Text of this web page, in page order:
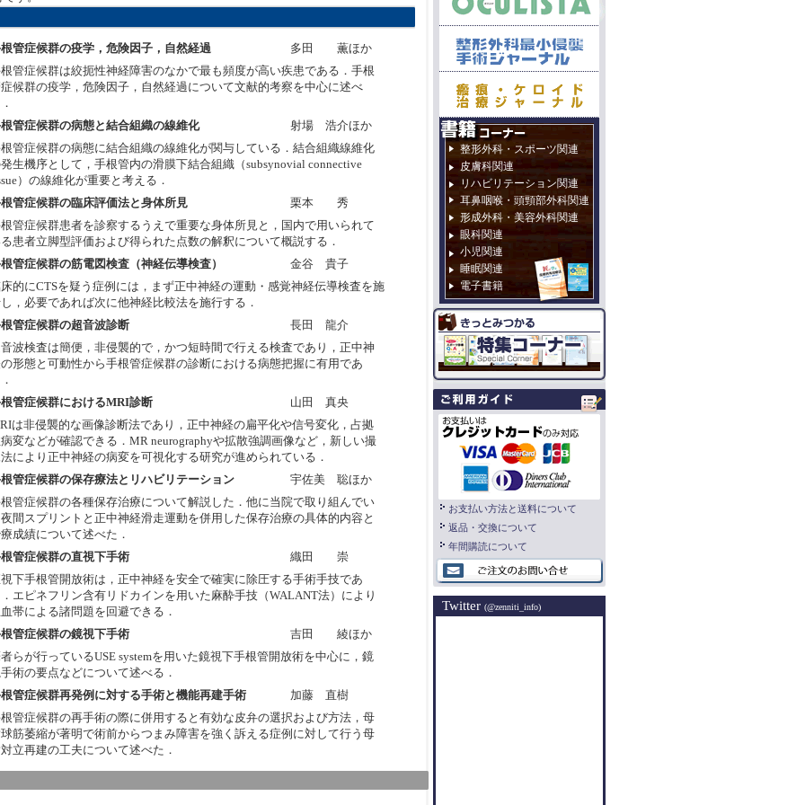
管症候群の疫学，危険因子，自然経過
多田 薫ほか
管症候群は絞扼性神経障害のなかで最も頻度が高い疾患である．手根
候群の疫学，危険因子，自然経過について文献的考察を中心に述べ
管症候群の病態と結合組織の線維化
射場 浩介ほか
管症候群の病態に結合組織の線維化が関与している．結合組織線維化
生機序として，手根管内の滑膜下結合組織（subsynovial connective
）の線維化が重要と考える．
管症候群の臨床評価法と身体所見
栗本 秀
管症候群患者を診察するうえで重要な身体所見と，国内で用いられて
患者立脚型評価および得られた点数の解釈について概説する．
管症候群の筋電図検査（神経伝導検査）
金谷 貴子
的にCTSを疑う症例には，まず正中神経の運動・感覚神経伝導検査を施
，必要であれば次に他神経比較法を施行する．
管症候群の超音波診断
長田 龍介
波検査は簡便，非侵襲的で，かつ短時間で行える検査であり，正中神
形態と可動性から手根管症候群の診断における病態把握に有用であ
管症候群におけるMRI診断
山田 真央
は非侵襲的な画像診断法であり，正中神経の扁平化や信号変化，占拠
変などが確認できる．MR neurographyや拡散強調画像など，新しい撮
により正中神経の病変を可視化する研究が進められている．
管症候群の保存療法とリハビリテーション
宇佐美 聡ほか
管症候群の各種保存治療について解説した．他に当院で取り組んでい
間スプリントと正中神経滑走運動を併用した保存治療の具体的内容と
成績について述べた．
管症候群の直視下手術
織田 崇
下手根管開放術は，正中神経を安全で確実に除圧する手術手技であ
エピネフリン含有リドカインを用いた麻酔手技（WALANT法）により
帯による諸問題を回避できる．
管症候群の鏡視下手術
吉田 綾ほか
らが行っているUSE systemを用いた鏡視下手根管開放術を中心に，鏡
術の要点などについて述べる．
管症候群再発例に対する手術と機能再建手術
加藤 直樹
管症候群の再手術の際に併用すると有効な皮弁の選択および方法，母
筋萎縮が著明で術前からつまみ障害を強く訴える症例に対して行う母
立再建の工夫について述べた．
整形外科・スポーツ関連
皮膚科関連
リハビリテーション関連
耳鼻咽喉・頭頸部外科関連
形成外科・美容外科関連
眼科関連
小児関連
睡眠関連
電子書籍
お支払い方法と送料について
返品・交換について
年間購読について
Twitter (@zenniti_info)